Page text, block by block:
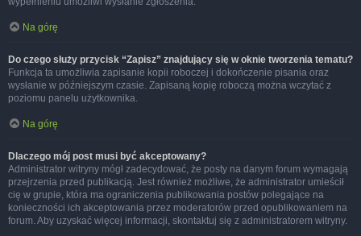
Na górę
Do czego służy przycisk “Zapisz” znajdujący się w oknie tworzenia tematu?
Funkcja ta umożliwia zapisanie kopii roboczej i dokończenie pisania oraz
wysłanie w późniejszym czasie. Zapisaną kopię roboczą można wczytać z
poziomu panelu użytkownika.
Na górę
Dlaczego mój post musi być akceptowany?
Administrator witryny mógł zadecydować, że posty na danym forum wymagają
przejrzenia przed publikacją. Jest również możliwe, że administrator umieścił
cię w grupie, która ma ograniczenia publikowania postów polegające na
konieczności ich akceptowania przez moderatorów przed opublikowaniem na
forum. Aby uzyskać więcej informacji, skontaktuj się z administratorem witryny.